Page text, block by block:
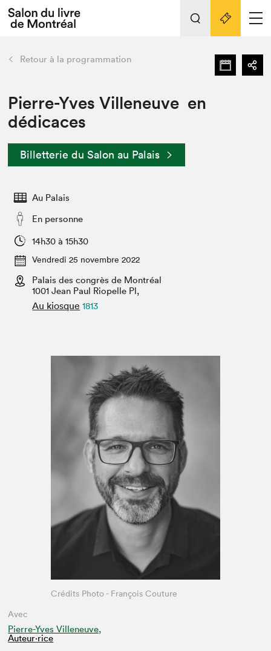
Espace médias
Espace exposant⋅e⋅s
Espace enseignant·e·s
Espace pro
Tout sur l'édition 2022
Actualités
Vidéos et Balados
retour Nos activités
Édition 2022
Planifier sa visite
Nous connaître
Projets partenaires 2022
Archives
Liens pratiques
Retour à la programmation
Pierre-Yves Villeneuve en
dédicaces
Billetterie du Salon au Palais
Au Palais
En personne
14h30 à 15h30
Vendredi 25 novembre 2022
Palais des congrès de Montréal
1001 Jean Paul Riopelle Pl,
Au kiosque 1813
Avec
Pierre-Yves Villeneuve,
Auteur·rice
Crédits Photo - François Couture